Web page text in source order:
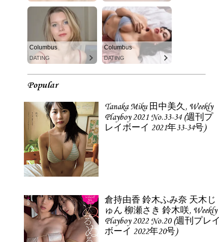
Columbus
DATING
Columbus
DATING
Popular
Tanaka Miku 田中美久, Weekly
Playboy 2021 No.33-34 (週刊プ
レイボーイ 2021年33-34号)
倉持由香 鈴木ふみ奈 天木じ
ゅん 柳瀬さき 鈴木咲, Weekly
Playboy 2022 No.20 (週刊プレイ
ボーイ 2022年20号)